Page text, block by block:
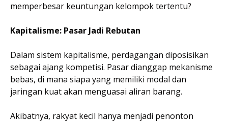
memperbesar keuntungan kelompok tertentu?
Kapitalisme: Pasar Jadi Rebutan
Dalam sistem kapitalisme, perdagangan diposisikan
sebagai ajang kompetisi. Pasar dianggap mekanisme
bebas, di mana siapa yang memiliki modal dan
jaringan kuat akan menguasai aliran barang.
Akibatnya, rakyat kecil hanya menjadi penonton